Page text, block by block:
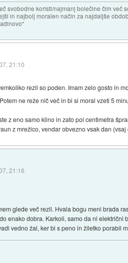
svobodne koristi/najmanj bolečine čim več
in najbolj moralen način za najdaljše
21:10
rezil so poden. Imam zelo gosto in
ne reže nič več in bi si moral vzeti 5
z eno samo klino in zato pol centimetra
z mrežico, vendar obvezno vsak dan
21:16
glede več rezil. Hvala bogu meni brada
enako dobra. Karkoli, samo da ni
vedno žal, ker bi s peno in žiletko porabil